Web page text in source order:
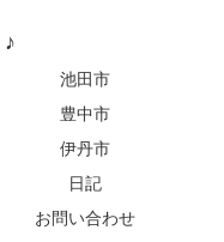
池田市
豊中市
伊丹市
日記
お問い合わせ